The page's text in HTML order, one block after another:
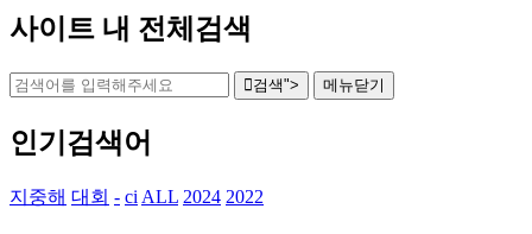
사이트 내 전체검색
검색"> 메뉴닫기
인기검색어
지중해 대회 - ci ALL 2024 2022